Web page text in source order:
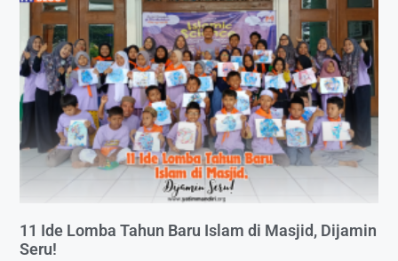
11 Ide Lomba Tahun Baru Islam di Masjid, Dijamin
Seru!